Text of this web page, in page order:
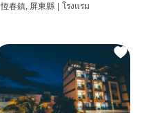
恆春鎮, 屏東縣 โรงแรม